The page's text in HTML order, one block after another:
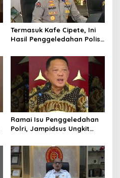
Termasuk Kafe Cipete, Ini
Hasil Penggeledahan Polisi
Ramai Isu Penggeledahan
Polri, Jampidsus Ungkit
Kejagung RI